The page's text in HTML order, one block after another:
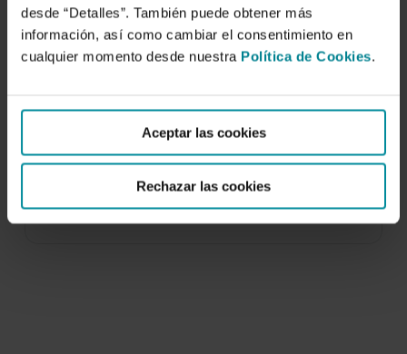
desde “Detalles”. También puede obtener más
información, así como cambiar el consentimiento en
cualquier momento desde nuestra Política de Cookies.
Aceptar las cookies
Rechazar las cookies
Características que condicionan su
potencialidad agrícola
3 de julio de 1980
El Campo de Níjar es una zona que ha sido
ampliamente estudiada desde un punto…